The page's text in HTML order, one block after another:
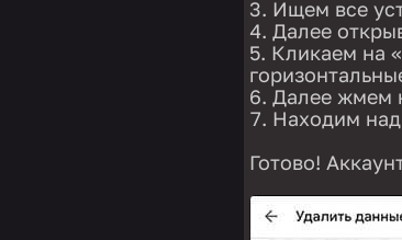
Ищем все
Далее
Кликаем на
Далее жмем
Находим
Готово!